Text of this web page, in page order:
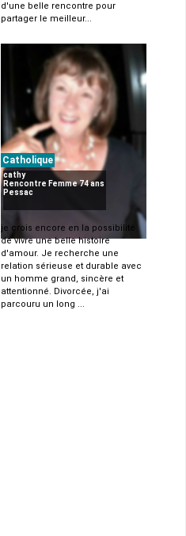
d'une belle rencontre pour
partager le meilleur...
Catholique
cathy
Rencontre Femme 74 ans
Pessac
je crois encore en la possibilité
de vivre une belle histoire
d'amour. Je recherche une
relation sérieuse et durable avec
un homme grand, sincère et
attentionné. Divorcée, j'ai
parcouru un long ...